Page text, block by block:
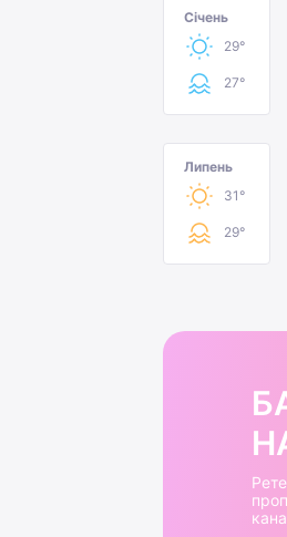
Січень
29°
27°
Липень
31°
29°